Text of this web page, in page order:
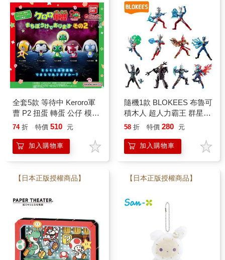
全套5款 等待中 Keroro軍
曹 P2 扭蛋 轉蛋 公仔 模型
二等兵 伍長 曹長 兵長
74 折 特價 510 元
加入購物車
隨機1款 BLOKEES 布魯可
積木人 超人力霸王 群星版
S 第一彈 光之力再臨 盒玩
迷你公仔
58 折 特價 280 元
加入購物車
【日本正版授權商品】 【日本正版授權商品】